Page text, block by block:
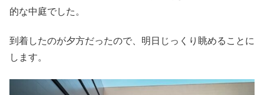
的な中庭でした。
到着したのが夕方だったので、明日じっくり眺めることに
します。